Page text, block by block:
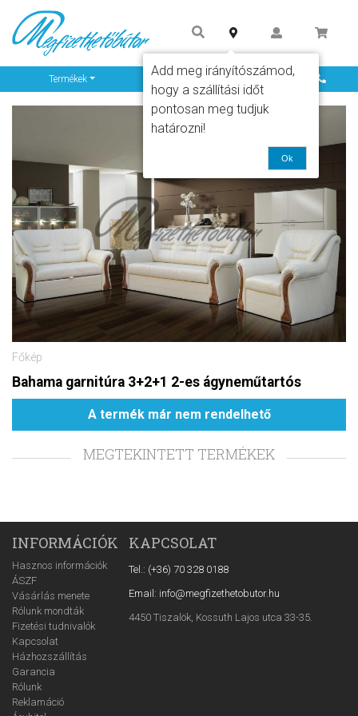
Termékek Info
Főkép
Bahama garnitúra 3+2+1 2-es ágyneműtartós
A termék már nem rendelhető
MEGTEKINTETT TERMÉKEK
INFORMÁCIÓK
Hasznos információk
ÁSZF
Vásárlás menete
Rólunk mondták
Fizetési tudnivalók
Kapcsolat
Házhozszállítás
Garancia
Rólunk
Reklamáció
KAPCSOLAT
Tel.: (+36) 70 328 0188
Email: info@megfizethetobutor.hu
4450 Tiszalök, Kossuth Lajos utca 33-35.
Add meg irányítószámod,
hogy a szállítási időt
pontosan meg tudjuk
határozni!
Ok